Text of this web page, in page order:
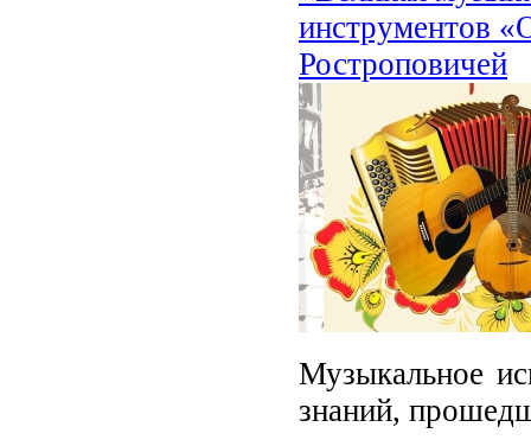
инструментов
Ростроповичей
Музыкальное
знаний,